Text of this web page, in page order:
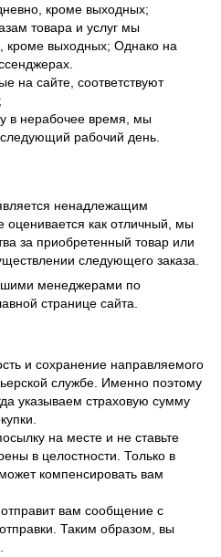
кроме выходных;
товара и услуг мы
кроме выходных; Однако на
на сайте, соответствуют
в нерабочее время, мы
рабочий день.
ненадлежащим
оценивается как отличный, мы
за приобретенный товар или
следующего заказа.
менеджерами по
странице сайта.
и сохранение направляемого
службе. Именно поэтому
указываем страховую сумму
на месте и не ставьте
в целостности. Только в
компенсировать вам
вам сообщение с
Таким образом, вы